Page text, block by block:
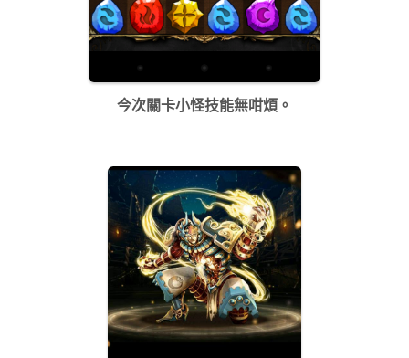
今次關卡小怪技能無咁煩。